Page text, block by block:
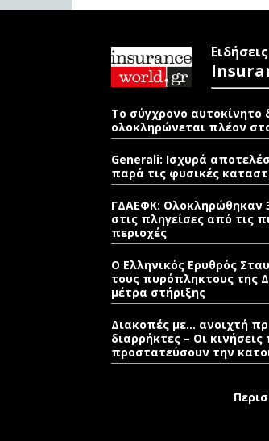
Το σύγχρονο αυτοκίνητο
ολοκληρώνεται πλέον
Generali: Ισχυρά
παρά τις φυσικές
ΓΔΑΕΦΚ: Ολοκληρώθηκαν
στις πληγείσες από τις
περιοχές
Ο Ελληνικός Ερυθρός
τους πυρόπληκτους της
μέτρα στήριξης
Διακοπές με… ανοιχτή
διαρρήκτες – Οι
προστατεύσουν την